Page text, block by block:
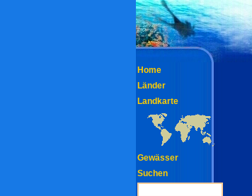
Home
Länder
Landkarte
Gewässer
Suchen